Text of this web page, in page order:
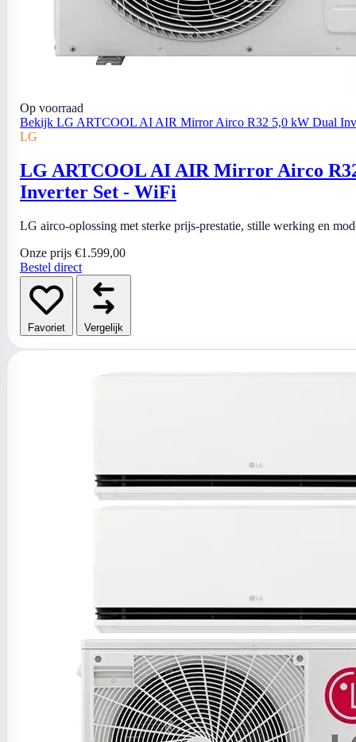
Op voorraad
Bekijk LG ARTCOOL AI AIR Mirror Airco R32 5,0 kW Dual
LG
LG ARTCOOL AI AIR Mirror Airco
Inverter Set - WiFi
LG airco-oplossing met sterke prijs-prestatie, stille werking en
Onze prijs €1.599,00
Bestel direct
Favoriet Vergelijk